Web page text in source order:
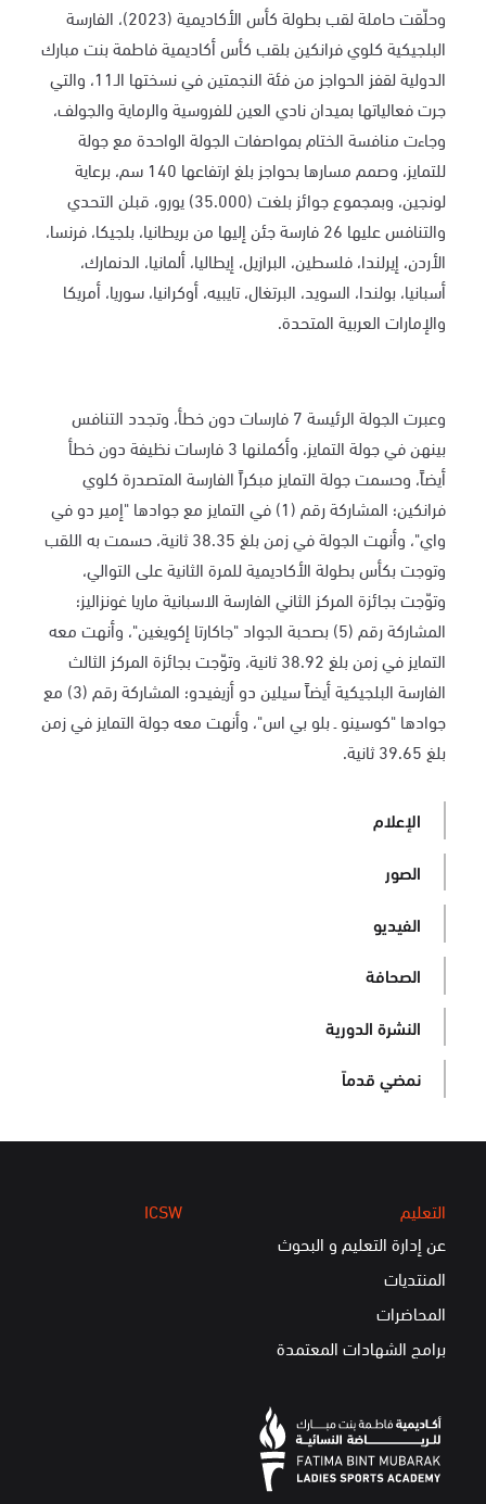
وحلّقت حاملة لقب بطولة كأس الأكاديمية (2023)، الفارسة
البلجيكية كلوي فرانكين بلقب كأس أكاديمية فاطمة بنت مبارك
الدولية لقفز الحواجز من فئة النجمتين في نسختها الـ11، والتي
جرت فعالياتها بميدان نادي العين للفروسية والرماية والجولف،
وجاءت منافسة الختام بمواصفات الجولة الواحدة مع جولة
للتمايز، وصمم مسارها بحواجز بلغ ارتفاعها 140 سم، برعاية
لونجين، وبمجموع جوائز بلغت (35.000) يورو، قبلن التحدي
والتنافس عليها 26 فارسة جئن إليها من بريطانيا، بلجيكا، فرنسا،
الأردن، إيرلندا، فلسطين، البرازيل، إيطاليا، ألمانيا، الدنمارك،
أسبانيا، بولندا، السويد، البرتغال، تايبيه، أوكرانيا، سوريا، أمريكا
والإمارات العربية المتحدة.
وعبرت الجولة الرئيسة 7 فارسات دون خطأ، وتجدد التنافس
بينهن في جولة التمايز، وأكملنها 3 فارسات نظيفة دون خطأ
أيضاً، وحسمت جولة التمايز مبكراً الفارسة المتصدرة كلوي
فرانكين؛ المشاركة رقم (1) في التمايز مع جوادها "إمير دو في
واي"، وأنهت الجولة في زمن بلغ 38.35 ثانية، حسمت به اللقب
وتوجت بكأس بطولة الأكاديمية للمرة الثانية على التوالي،
وتوّجت بجائزة المركز الثاني الفارسة الاسبانية ماريا غونزاليز؛
المشاركة رقم (5) بصحبة الجواد "جاكارتا إكويغين"، وأنهت معه
التمايز في زمن بلغ 38.92 ثانية، وتوّجت بجائزة المركز الثالث
الفارسة البلجيكية أيضاً سيلين دو أزيفيدو؛ المشاركة رقم (3) مع
جوادها "كوسينو ـ بلو بي اس"، وأنهت معه جولة التمايز في زمن
بلغ 39.65 ثانية.
الإعلام
الصور
الفيديو
الصحافة
النشرة الدورية
نمضي قدماً
التعليم
عن إدارة التعليم و البحوث
المنتديات
المحاضرات
برامج الشهادات المعتمدة
ICSW